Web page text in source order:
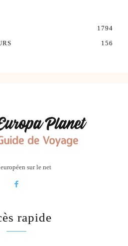
1794
156
sur le net
rapide